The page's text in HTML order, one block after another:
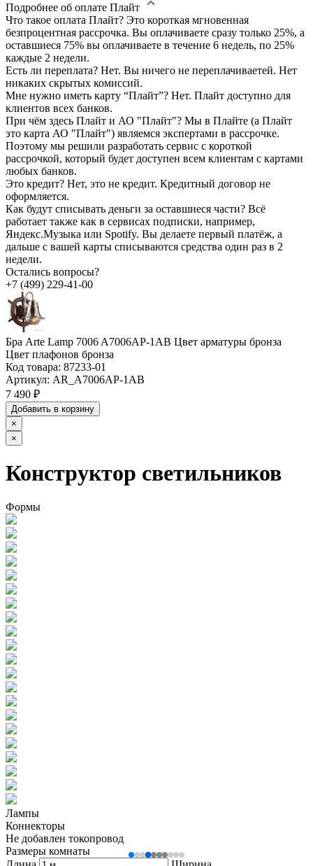
Подробнее об оплате Плайт
Что такое оплата Плайт? Это короткая мгновенная
безпроцентная рассрочка. Вы оплачиваете сразу только 25%, а
оставшиеся 75% вы оплачиваете в течение 6 недель, по 25%
каждые 2 недели.
Есть ли переплата? Нет. Вы ничего не переплачиваетей. Нет
никаких скрытых комиссий.
Мне нужно иметь карту “Плайт”? Нет. Плайт доступно для
клиентов всех банков.
При чём здесь Плайт и АО "Плайт"? Мы в Плайте (а Плайт
это карта АО "Плайт") являемся экспертами в рассрочке.
Поэтому мы решили разработать сервис с короткой
рассрочкой, который будет доступен всем клиентам с картами
любых банков.
Это кредит? Нет, это не кредит. Кредитный договор не
оформляется.
Как будут списывать деньги за оставшиеся части? Всё
работает также как в сервисах подписки, например,
Яндекс.Музыка или Spotify. Вы делаете первый платёж, а
дальше с вашей карты списываются средства один раз в 2
недели.
Остались вопросы?
+7 (499) 229-41-00
Бра Arte Lamp 7006 A7006AP-1AB Цвет арматуры бронза
Цвет плафонов бронза
Код товара: 87233-01
Артикул: AR_A7006AP-1AB
7 490 ₽
Добавить в корзину
×
×
Конструктор светильников
Формы
Лампы
Коннекторы
Не добавлен токопровод
Размеры комнаты